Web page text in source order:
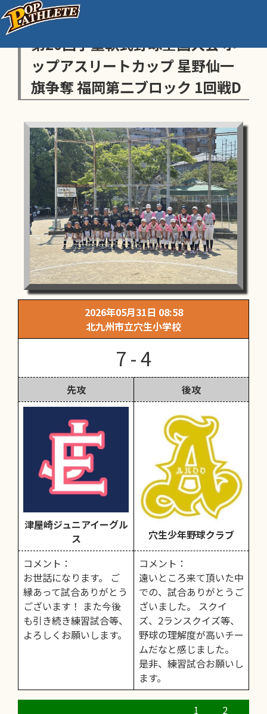
センス・トラストトーナメント
第20回学童軟式野球全国大会 ポ
ップアスリートカップ 星野仙一
旗争奪 福岡第二ブロック 1回戦D
2026年05月31日 08:58
北九州市立穴生小学校
7 - 4
先攻 後攻
津屋崎ジュニアイーグル
ス
穴生少年野球クラブ
コメント：
お世話になります。 ご
縁あって試合ありがとう
ございます！ また今後
も引き続き練習試合等、
よろしくお願いします。
コメント：
遠いところ来て頂いた中
での、試合ありがとうご
ざいました。 スクイ
ズ、2ランスクイズ等、
野球の理解度が高いチー
ムだなと感じました。
是非、練習試合お願いし
ます。